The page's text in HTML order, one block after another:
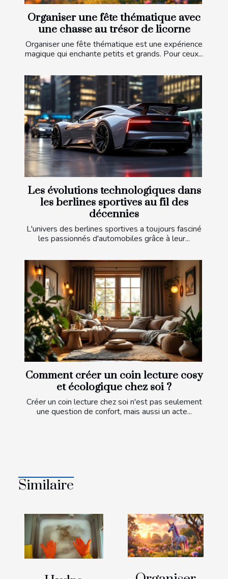
Organiser une fête thématique avec
une chasse au trésor de licorne
Organiser une fête thématique est une expérience
magique qui enchante petits et grands. Pour ceux...
Les évolutions technologiques dans
les berlines sportives au fil des
décennies
L'univers des berlines sportives a toujours fasciné
les passionnés d'automobiles grâce à leur...
Comment créer un coin lecture cosy
et écologique chez soi ?
Créer un coin lecture chez soi n'est pas seulement
une question de confort, mais aussi un acte...
Similaire